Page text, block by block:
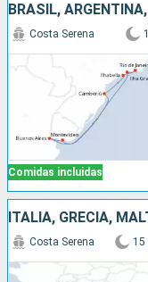
BRASIL,
Comidas incluidas
Costa Serena
Costa Serena 15